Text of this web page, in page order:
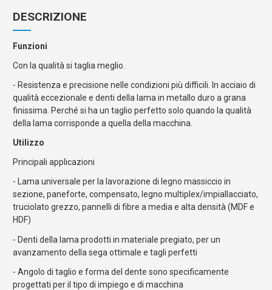
DESCRIZIONE
Funzioni
Con la qualità si taglia meglio.
- Resistenza e precisione nelle condizioni più difficili. In acciaio di
qualità eccezionale e denti della lama in metallo duro a grana
finissima. Perché si ha un taglio perfetto solo quando la qualità
della lama corrisponde a quella della macchina.
Utilizzo
Principali applicazioni
- Lama universale per la lavorazione di legno massiccio in
sezione, paneforte, compensato, legno multiplex/impiallacciato,
truciolato grezzo, pannelli di fibre a media e alta densità (MDF e
HDF)
- Denti della lama prodotti in materiale pregiato, per un
avanzamento della sega ottimale e tagli perfetti
- Angolo di taglio e forma del dente sono specificamente
progettati per il tipo di impiego e di macchina